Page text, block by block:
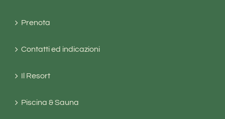
Prenota
Contatti ed indicazioni
Il Resort
Piscina & Sauna